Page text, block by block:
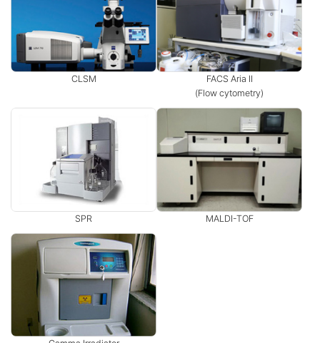
CLSM
FACS Aria II
(Flow cytometry)
SPR MALDI-TOF